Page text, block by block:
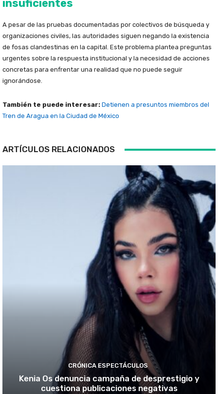
insuficientes
A pesar de las pruebas documentadas por colectivos de búsqueda y
organizaciones civiles, las autoridades siguen negando la existencia
de fosas clandestinas en la capital. Este problema plantea preguntas
urgentes sobre la respuesta institucional y la necesidad de acciones
concretas para enfrentar una realidad que no puede seguir
ignorándose.
También te puede interesar: Detienen a presuntos miembros del
Tren de Aragua en la Ciudad de México
ARTÍCULOS RELACIONADOS
CRÓNICA ESPECTÁCULOS
Kenia Os denuncia campaña de desprestigio y
cuestiona publicaciones negativas